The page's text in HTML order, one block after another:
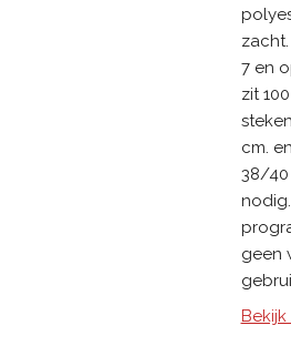
7 en
zit
cm.
38/40
geen